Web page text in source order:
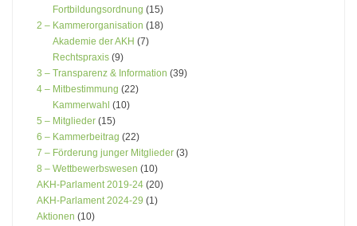
Fortbildungsordnung (15)
2 – Kammerorganisation (18)
Akademie der AKH (7)
Rechtspraxis (9)
3 – Transparenz & Information (39)
4 – Mitbestimmung (22)
Kammerwahl (10)
5 – Mitglieder (15)
6 – Kammerbeitrag (22)
7 – Förderung junger Mitglieder (3)
8 – Wettbewerbswesen (10)
AKH-Parlament 2019-24 (20)
AKH-Parlament 2024-29 (1)
Aktionen (10)